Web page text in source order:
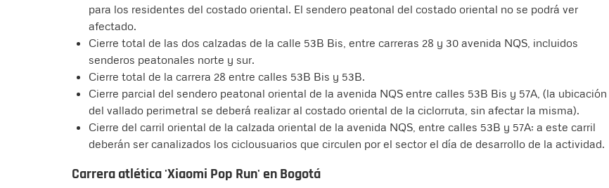
para los residentes del costado oriental. El sendero peatonal del costado oriental no se podrá ver
afectado.
Cierre total de las dos calzadas de la calle 53B Bis, entre carreras 28 y 30 avenida NQS, incluidos
senderos peatonales norte y sur.
Cierre total de la carrera 28 entre calles 53B Bis y 53B.
Cierre parcial del sendero peatonal oriental de la avenida NQS entre calles 53B Bis y 57A, (la ubicación
del vallado perimetral se deberá realizar al costado oriental de la ciclorruta, sin afectar la misma).
Cierre del carril oriental de la calzada oriental de la avenida NQS, entre calles 53B y 57A; a este carril
deberán ser canalizados los ciclousuarios que circulen por el sector el día de desarrollo de la actividad.
Carrera atlética'Xiaomi Pop Run' en Bogotá